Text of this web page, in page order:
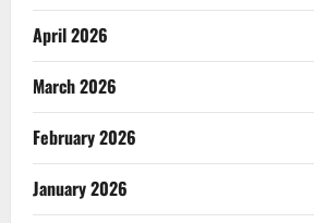
April 2026
March 2026
February 2026
January 2026